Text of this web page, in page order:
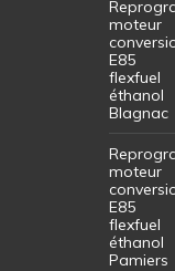
moteur
E85
flexfuel
éthanol
Blagnac
moteur
E85
flexfuel
éthanol
Pamiers